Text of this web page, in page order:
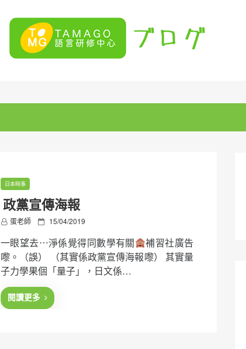
日本時事
政黨宣傳海報
蛋老師
P
s
d
n
15/04/2019
一眼望去⋯淨係覺得同數學有關
補習社廣告
嚟。（誤） （其實係政黨宣傳海報嚟） 其實量
子力學果個「量子」，日文係…
閱讀更多